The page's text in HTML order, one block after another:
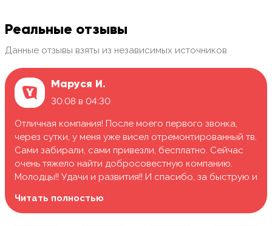
Реальные отзывы
Данные отзывы взяты из независимых источников
Маруся И.
30.08 в 04:30
Отличная компания! После моего первого звонка,
через сутки, у меня уже висел отремонтированный тв.
Сами забирали, сами привезли, бесплатно. Сейчас
очень тяжело найти добросовестную компанию.
Молодцы!! Удачи и развития!! И спасибо, за быструю и
Читать полностью